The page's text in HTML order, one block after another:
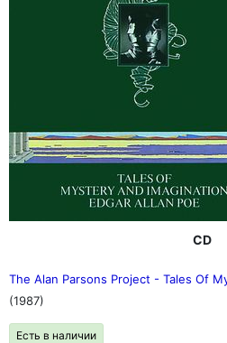
CD
The Alan Parsons Project - Tales Of
(1987)
Есть в наличии